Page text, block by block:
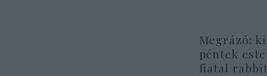
Megrázó:
péntek
fiatal rabbit